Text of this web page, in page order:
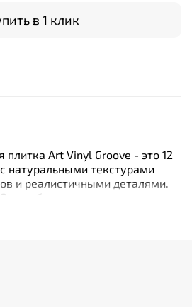
в 1 клик
Art Vinyl Groove - это 12
натуральными текстурами
и реалистичными деталями.
мм обеспечивает покрытию
а дополнительный
позволяет
укладки в бытовых
на предприятии